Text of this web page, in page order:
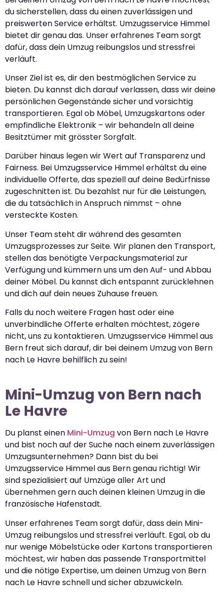
du sicherstellen, dass du einen zuverlässigen und
preiswerten Service erhältst. Umzugsservice Himmel
bietet dir genau das. Unser erfahrenes Team sorgt
dafür, dass dein Umzug reibungslos und stressfrei
verläuft.
Unser Ziel ist es, dir den bestmöglichen Service zu
bieten. Du kannst dich darauf verlassen, dass wir deine
persönlichen Gegenstände sicher und vorsichtig
transportieren. Egal ob Möbel, Umzugskartons oder
empfindliche Elektronik – wir behandeln all deine
Besitztümer mit grösster Sorgfalt.
Darüber hinaus legen wir Wert auf Transparenz und
Fairness. Bei Umzugsservice Himmel erhältst du eine
individuelle Offerte, das speziell auf deine Bedürfnisse
zugeschnitten ist. Du bezahlst nur für die Leistungen,
die du tatsächlich in Anspruch nimmst – ohne
versteckte Kosten.
Unser Team steht dir während des gesamten
Umzugsprozesses zur Seite. Wir planen den Transport,
stellen das benötigte Verpackungsmaterial zur
Verfügung und kümmern uns um den Auf- und Abbau
deiner Möbel. Du kannst dich entspannt zurücklehnen
und dich auf dein neues Zuhause freuen.
Falls du noch weitere Fragen hast oder eine
unverbindliche Offerte erhalten möchtest, zögere
nicht, uns zu kontaktieren. Umzugsservice Himmel aus
Bern freut sich darauf, dir bei deinem Umzug von Bern
nach Le Havre behilflich zu sein!
Mini-Umzug von Bern nach
Le Havre
Du planst einen Mini-Umzug von Bern nach Le Havre
und bist noch auf der Suche nach einem zuverlässigen
Umzugsunternehmen? Dann bist du bei
Umzugsservice Himmel aus Bern genau richtig! Wir
sind spezialisiert auf Umzüge aller Art und
übernehmen gern auch deinen kleinen Umzug in die
französische Hafenstadt.
Unser erfahrenes Team sorgt dafür, dass dein Mini-
Umzug reibungslos und stressfrei verläuft. Egal, ob du
nur wenige Möbelstücke oder Kartons transportieren
möchtest, wir haben das passende Transportmittel
und die nötige Expertise, um deinen Umzug von Bern
nach Le Havre schnell und sicher abzuwickeln.